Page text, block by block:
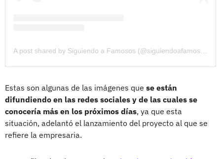
A post shared by Siguiendo a Famosos (@siguiendoafamosos12)
Estas son algunas de las imágenes que se están
difundiendo en las redes sociales y de las cuales se
conocería más en los próximos días, ya que esta
situación, adelantó el lanzamiento del proyecto al que se
refiere la empresaria.